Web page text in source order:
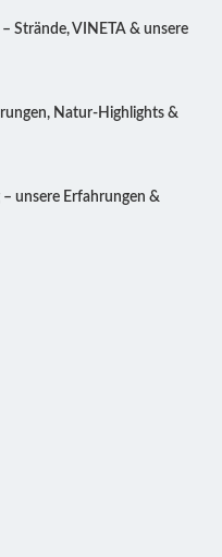
Strände, VINETA & unsere
Natur-Highlights &
– unsere Erfahrungen &